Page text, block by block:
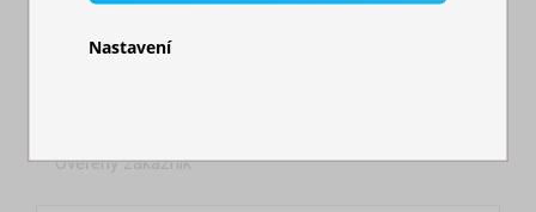
„ Vše v naprostém pořádku. Velmi rychlé jednání. Sto
Ověřený zákazník
Nastavení